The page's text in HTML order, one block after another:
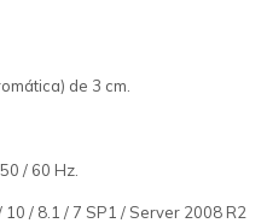
de 3 cm.
/ 60 Hz.
/ 8.1 / 7 SP1 / Server 2008 R2